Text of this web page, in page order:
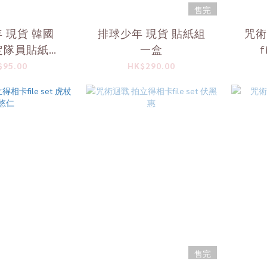
現貨 韓國
員貼紙共5
音駒
售完
排球少年 現貨 貼紙組
一盒
HK$290.00
咒
售完